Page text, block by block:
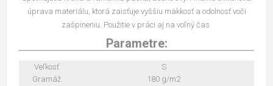
úprava materiálu, ktorá zaisťuje vyššiu mäkkosť a odolnosť voči
zašpineniu. Použitie v práci aj na voľný čas.
Parametre:
Veľkosť
S
Gramáž
180 g/m2